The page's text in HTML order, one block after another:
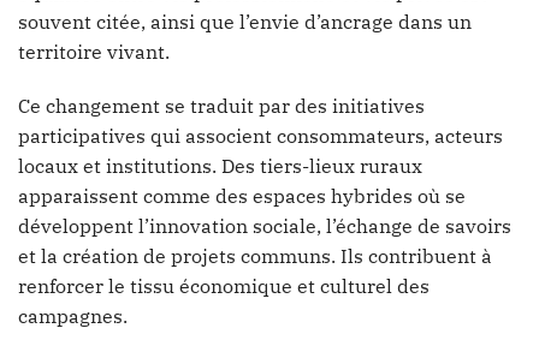
souvent citée, ainsi que l’envie d’ancrage dans un
territoire vivant.
Ce changement se traduit par des initiatives
participatives qui associent consommateurs, acteurs
locaux et institutions. Des tiers-lieux ruraux
apparaissent comme des espaces hybrides où se
développent l’innovation sociale, l’échange de savoirs
et la création de projets communs. Ils contribuent à
renforcer le tissu économique et culturel des
campagnes.